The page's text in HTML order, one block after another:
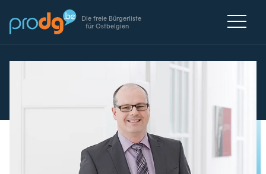
Die freie Bürgerliste
für Ostbelgien